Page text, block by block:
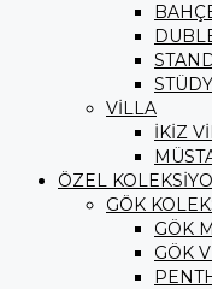
VİLLA
İKİZ
ÖZEL
GÖK
GÖK
GÖK